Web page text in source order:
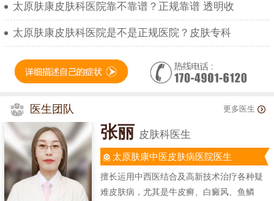
太原肤康皮肤科医院靠不靠谱？正规靠谱 透明收
太原肤康皮肤科医院是不是正规医院？皮肤专科
医生团队 更多医生
张丽 皮肤科医生
太原肤康中医皮肤病医院医生
擅长运用中西医结合及高新技术治疗各种疑
难皮肤病，尤其是牛皮癣、白癜风、鱼鳞